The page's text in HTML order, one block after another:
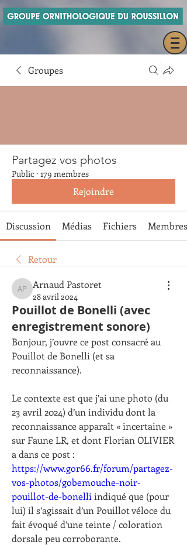
Groupes
Partagez vos photos
Public · 179 membres
Rejoindre
Discussion Médias Fichiers Membres
Retour
Arnaud Pastoret
Arnaud Pastoret
28 avril 2024
Pouillot de Bonelli (avec
enregistrement sonore)
Bonjour, j’ouvre ce post consacré au
Pouillot de Bonelli (et sa
reconnaissance).
Le contexte est que j’ai une photo (du
23 avril 2024) d’un individu dont la
reconnaissance apparaît « incertaine »
sur Faune LR, et dont Florian OLIVIER
https://www.gor66.fr/forum/partagez-
vos-photos/gobemouche-noir-
pouillot-de-bonelli indiqué que (pour
lui) il s’agissait d’un Pouillot véloce du
fait évoqué d’une teinte / coloration
dorsale peu corroborante.